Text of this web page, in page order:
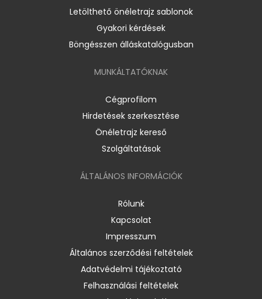
Letölthető önéletrajz sablonok
Gyakori kérdések
Böngésszen álláskatalógusban
MUNKÁLTATÓKNAK
Cégprofilom
Hirdetések szerkesztése
Önéletrajz kereső
Szolgáltatások
ÁLTALÁNOS INFORMÁCIÓK
Rólunk
Kapcsolat
Impresszum
Általános szerződési feltételek
Adatvédelmi tájékoztató
Felhasználási feltételek